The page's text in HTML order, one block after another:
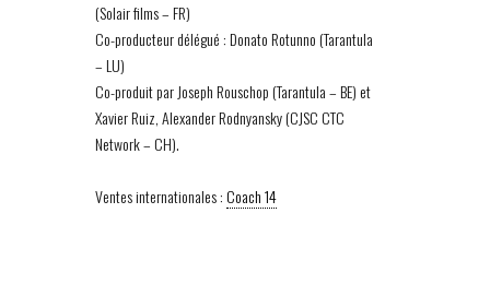
(Solair films – FR)
Co-producteur délégué : Donato Rotunno (Tarantula
– LU)
Co-produit par Joseph Rouschop (Tarantula – BE) et
Xavier Ruiz, Alexander Rodnyansky (CJSC CTC
Network – CH).
Ventes internationales :Coach 14